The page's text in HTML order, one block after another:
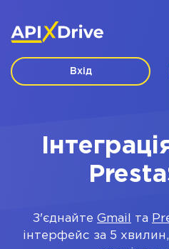
Вхід
З'єднайте Gmail та
інтерфейс за 5